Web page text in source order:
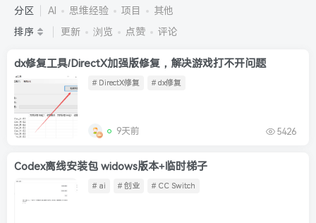
分区
AI 思维经验 项目
其他
排序
更新 浏览 点赞 评论
dx修复工具/DirectX加强版修复，解决游戏打不开问题
# DirectX修复 # dx修复
9天前 5426
Codex离线安装包 widows版本+临时梯子
# ai # 创业 # CC Switch
2.收藏：ssyou.top 防止失联
3.由于微信被封，沟通工具使用最群app，应用市场下载后添加
qq：1613947583 （订单问题加qq）
链接好多失效了，正在补链接，需要哪个游戏可以留言或者联系
客服优先上传
个人中心